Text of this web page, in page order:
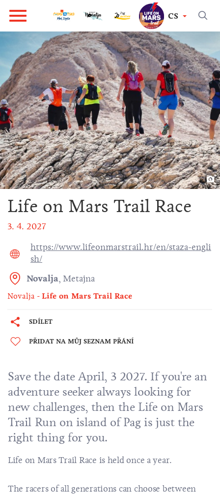
CS
Life on Mars Trail Race
3. 4. 2027
https://www.lifeonmarstrail.hr/en/staza-engli
sh/
Novalja, Metajna
Novalja Life on Mars Trail Race
SDÍLET
PŘIDAT NA MŮJ SEZNAM PŘÁNÍ
Save the date April, 3 2027. If you're an
adventure seeker always looking for
new challenges, then the Life on Mars
Trail Run on island of Pag is just the
right thing for you.
Life on Mars Trail Race is held once a year.
The racers of all generations can choose between